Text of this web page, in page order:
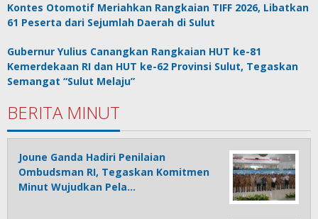
Kontes Otomotif Meriahkan Rangkaian TIFF 2026, Libatkan
61 Peserta dari Sejumlah Daerah di Sulut
Gubernur Yulius Canangkan Rangkaian HUT ke-81
Kemerdekaan RI dan HUT ke-62 Provinsi Sulut, Tegaskan
Semangat “Sulut Melaju”
BERITA MINUT
Joune Ganda Hadiri Penilaian
Ombudsman RI, Tegaskan Komitmen
Minut Wujudkan Pela…